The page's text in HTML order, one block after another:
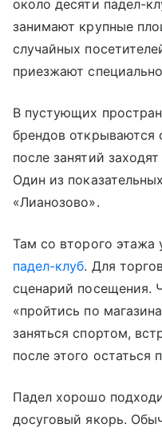
около десяти падел-
занимают крупные
случайных
приезжают
В пустующих
брендов открываются
после занятий
Один из
«Лианозово».
Там со второго этажа
падел-клуб. Для
сценарий посещения.
«пройтись по
заняться спортом,
после этого остаться
Падел хорошо
досуговый якорь.